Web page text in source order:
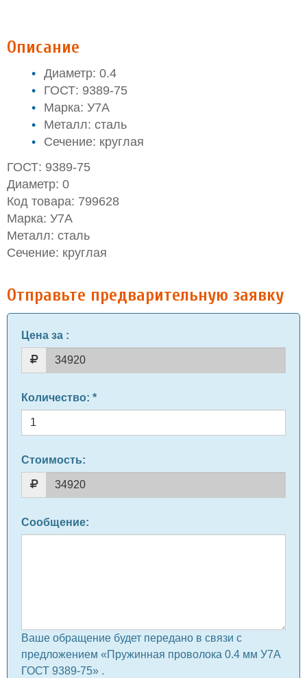
Описание
Диаметр: 0.4
ГОСТ: 9389-75
Марка: У7А
Металл: сталь
Сечение: круглая
ГОСТ: 9389-75
Диаметр: 0
Код товара: 799628
Марка: У7А
Металл: сталь
Сечение: круглая
Отправьте предварительную заявку
Цена за :
Количество: *
Стоимость:
Сообщение:
Ваше обращение будет передано в связи с
предложением «Пружинная проволока 0.4 мм У7А
ГОСТ 9389-75» .